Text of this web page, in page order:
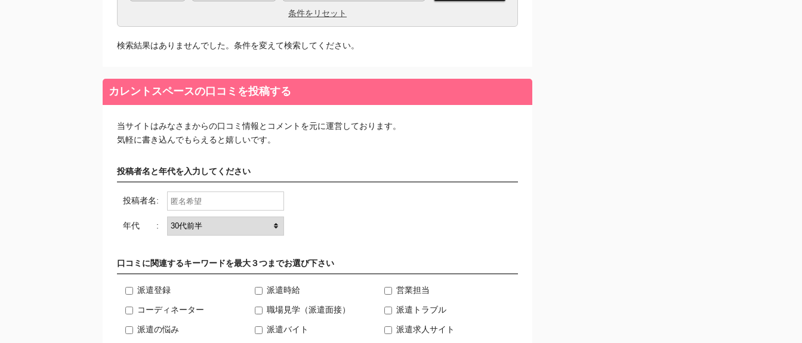
条件をリセット
検索結果はありませんでした。条件を変えて検索してください。
カレントスペースの口コミを投稿する
当サイトはみなさまからの口コミ情報とコメントを元に運営しております。
気軽に書き込んでもらえると嬉しいです。
投稿者名と年代を入力してください
投稿者名:
年代 :
口コミに関連するキーワードを最大３つまでお選び下さい
派遣登録 派遣時給 営業担当
コーディネーター 職場見学（派遣面接） 派遣トラブル
派遣の悩み 派遣バイト 派遣求人サイト